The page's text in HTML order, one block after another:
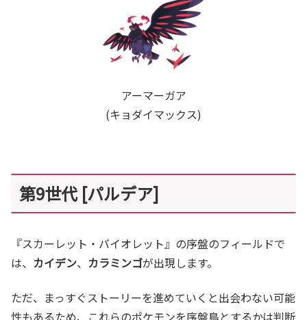
アーマーガア
(キョダイマックス)
第9世代 [パルデア]
『スカーレット・バイオレット』の序盤のフィールドで
は、 カイデン、 カラミンゴが出現します。
ただ、まっすぐストーリーを進めていくと出会わない可能
性もあるため、これらのポケモンを序盤鳥とするかは判断